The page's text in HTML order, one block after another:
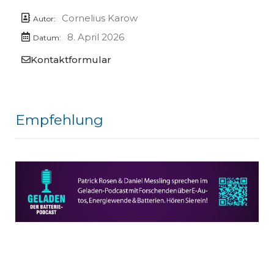
Autor: Cornelius Karow
Datum:
8. April 2026
Kontaktformular
Empfehlung